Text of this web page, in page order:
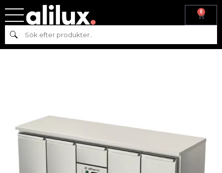
0
Sök
Hem
med dörrar och låda AT-MKB-2100-11111-P